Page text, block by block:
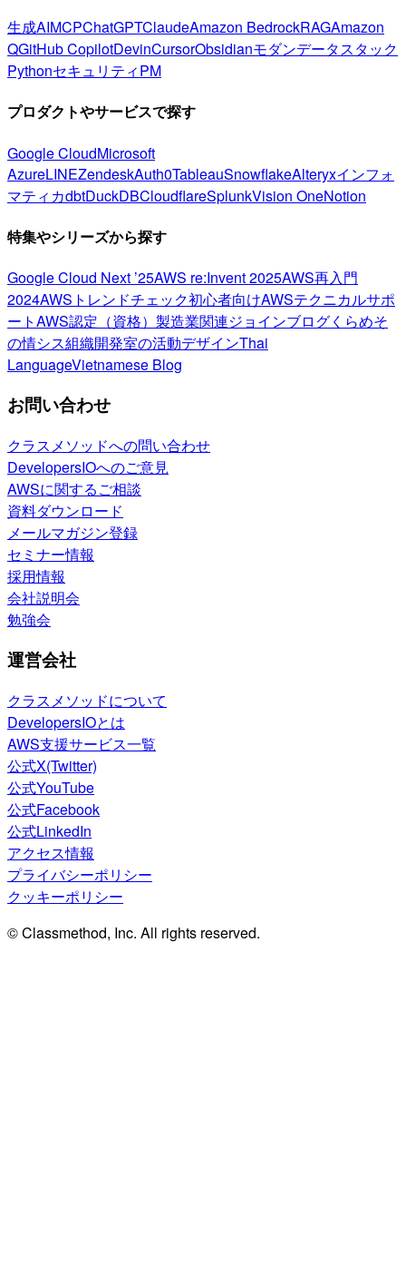
生成AIMCPChatGPTClaudeAmazon BedrockRAGAmazon
QGitHub CopilotDevinCursorObsidianモダンデータスタック
PythonセキュリティPM
プロダクトやサービスで探す
Google CloudMicrosoft
AzureLINEZendeskAuth0TableauSnowflakeAlteryxインフォ
マティカdbtDuckDBCloudflareSplunkVision OneNotion
特集やシリーズから探す
Google Cloud Next ’25AWS re:Invent 2025AWS再入門
2024AWSトレンドチェック初心者向けAWSテクニカルサポ
ートAWS認定（資格） 製造業関連ジョインブログくらめそ
の情シス組織開発室の活動デザインThai
LanguageVietnamese Blog
お問い合わせ
クラスメソッドへの問い合わせ
DevelopersIOへのご意見
AWSに関するご相談
資料ダウンロード
メールマガジン登録
セミナー情報
採用情報
会社説明会
勉強会
運営会社
クラスメソッドについて
DevelopersIOとは
AWS支援サービス一覧
公式X(Twitter)
公式YouTube
公式Facebook
公式LinkedIn
アクセス情報
プライバシーポリシー
クッキーポリシー
© Classmethod, Inc. All rights reserved.